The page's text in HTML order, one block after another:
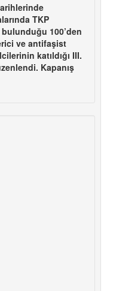
TKP
100’den
ve antifaşist
katıldığı III.
Kapanış